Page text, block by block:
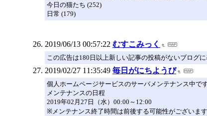
今日の猫たち (252)
日常 (179)
2019/06/13 00:57:22 むすこみっく
この広告は180日以上新しい記事の投稿がないブログに
2019/02/27 11:35:49 毎日がにちようび
個人ホームページサービスのサーバメンテナンス中です
メンテナンスの日程
2019年02月27日（水）00:00～12:00
※メンテナンス終了時間は前後する可能性がございます